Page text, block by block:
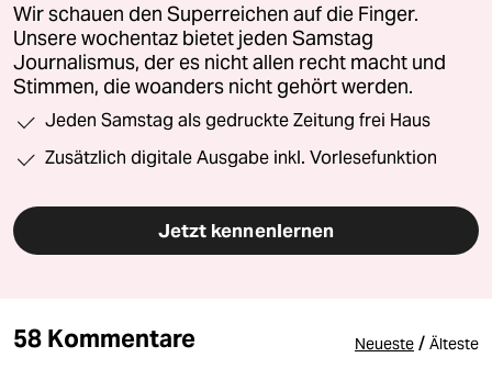
Wir schauen den Superreichen auf die Finger.
Unsere wochentaz bietet jeden Samstag
Journalismus, der es nicht allen recht macht und
Stimmen, die woanders nicht gehört werden.
Jeden Samstag als gedruckte Zeitung frei Haus
Zusätzlich digitale Ausgabe inkl. Vorlesefunktion
Jetzt kennenlernen
58 Kommentare Neueste / Älteste